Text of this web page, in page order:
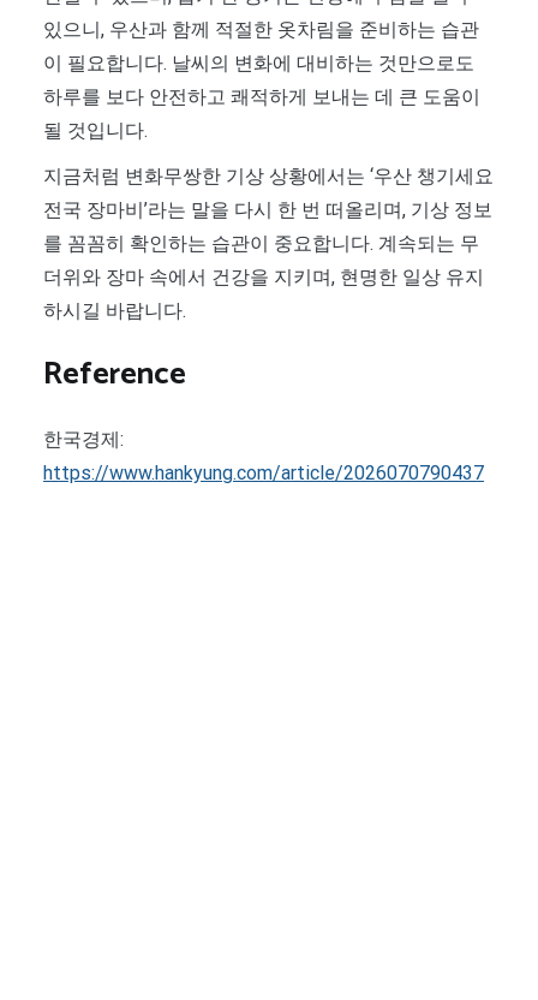
있으니, 우산과 함께 적절한 옷차림을 준비하는 습관
이 필요합니다. 날씨의 변화에 대비하는 것만으로도
하루를 보다 안전하고 쾌적하게 보내는 데 큰 도움이
될 것입니다.
지금처럼 변화무쌍한 기상 상황에서는 ‘우산 챙기세요
전국 장마비’라는 말을 다시 한 번 떠올리며, 기상 정보
를 꼼꼼히 확인하는 습관이 중요합니다. 계속되는 무
더위와 장마 속에서 건강을 지키며, 현명한 일상 유지
하시길 바랍니다.
Reference
한국경제:
https://www.hankyung.com/article/2026070790437